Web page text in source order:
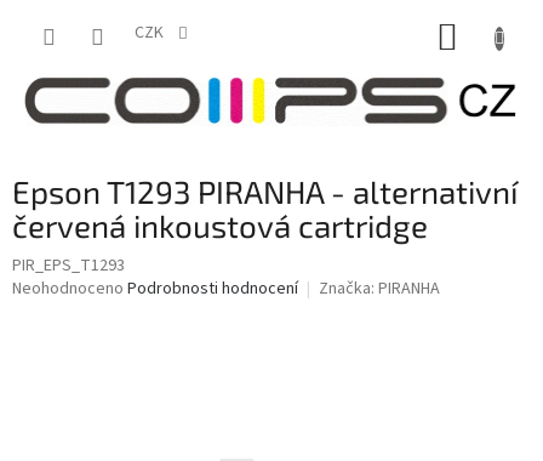
CZK
Epson T1293 PIRANHA - alternativní
červená inkoustová cartridge
PIR_EPS_T1293
Průměrné
Neohodnoceno Podrobnosti hodnocení Značka: PIRANHA